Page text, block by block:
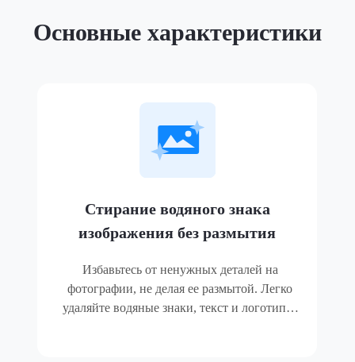
Основные характеристики
Стирание водяного знака
изображения без размытия
Избавьтесь от ненужных деталей на
фотографии, не делая ее размытой. Легко
удаляйте водяные знаки, текст и логотипы,